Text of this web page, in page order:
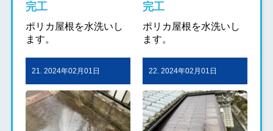
完工
ポリカ屋根を水洗いし
ます。
完工
ポリカ屋根を水洗いし
ます。
21. 2024年02月01日 22. 2024年02月01日